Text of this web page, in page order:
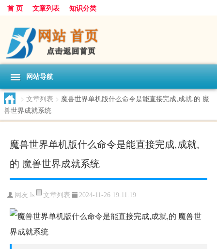
首 页 文章列表 知识分类
网站导航
> 文章列表 > 魔兽世界单机版什么命令是能直接完成,成就,的 魔
兽世界成就系统
魔兽世界单机版什么命令是能直接完成,成就,
的 魔兽世界成就系统
网友:ls 文章列表 2024-11-26 19:11:19